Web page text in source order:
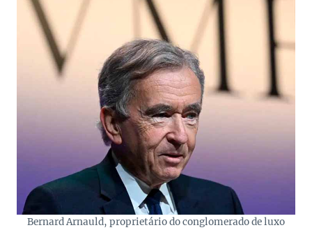
Bernard Arnauld, proprietário do conglomerado de luxo